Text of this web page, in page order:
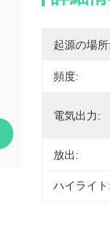
起源の場所:
頻度:
電気出力:
放出:
ハイライト: